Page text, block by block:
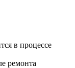
в процессе
ремонта